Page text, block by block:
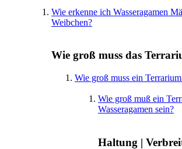
Wie erkenne ich Wasseragamen
Weibchen?
Wie groß muss das
Wie groß muss ein
Wie groß muß ein
Wasseragamen sein?
Haltung |